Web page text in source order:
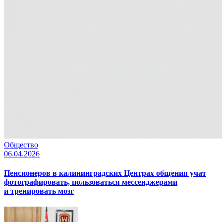
Общество
06.04.2026
Пенсионеров в калининградских Центрах общения учат
фотографировать, пользоваться мессенджерами
и тренировать мозг